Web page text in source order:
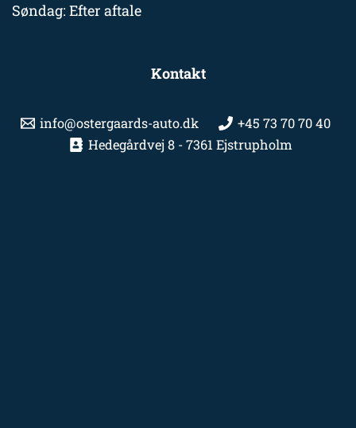
Søndag: Efter aftale
Kontakt
info@ostergaards-auto.dk
+45 73 70 70 40
Hedegårdvej 8 - 7361 Ejstrupholm